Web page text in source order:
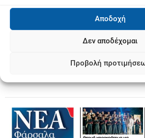
Αποδοχή
Δεν αποδέχομαι
Προβολή